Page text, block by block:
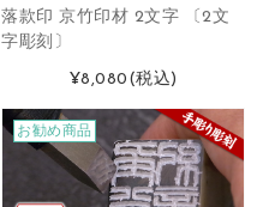
落款印 京竹印材 2文字 〔2文
字彫刻〕
¥8,080 (税込)
お勧め商品